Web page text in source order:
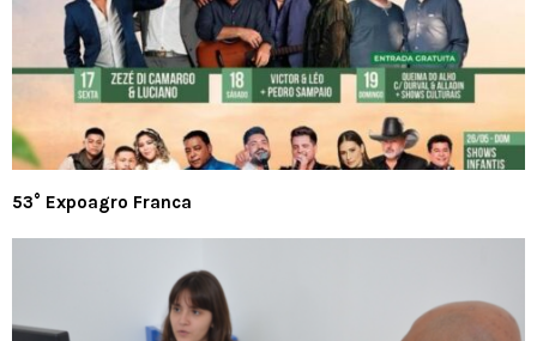
53° Expoagro Franca